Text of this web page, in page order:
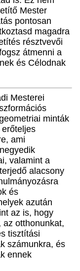
Mester
pontosan
magadra
résztvevői
átmenni a
és Célodnak
Mesterei
minták
ami
valamint a
alacsony
és
azután
az is, hogy
az otthonunkat,
tisztítási
számunkra, és
ennek